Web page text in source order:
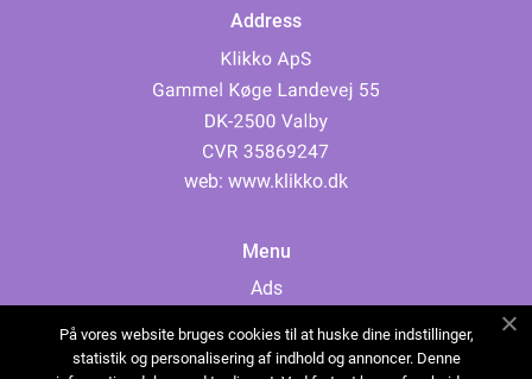
Address
web: www.klikko.dk
Menu
Ads
Cookies
På vores website bruges cookies til at huske dine indstillinger,
statistik og personalisering af indhold og annoncer. Denne